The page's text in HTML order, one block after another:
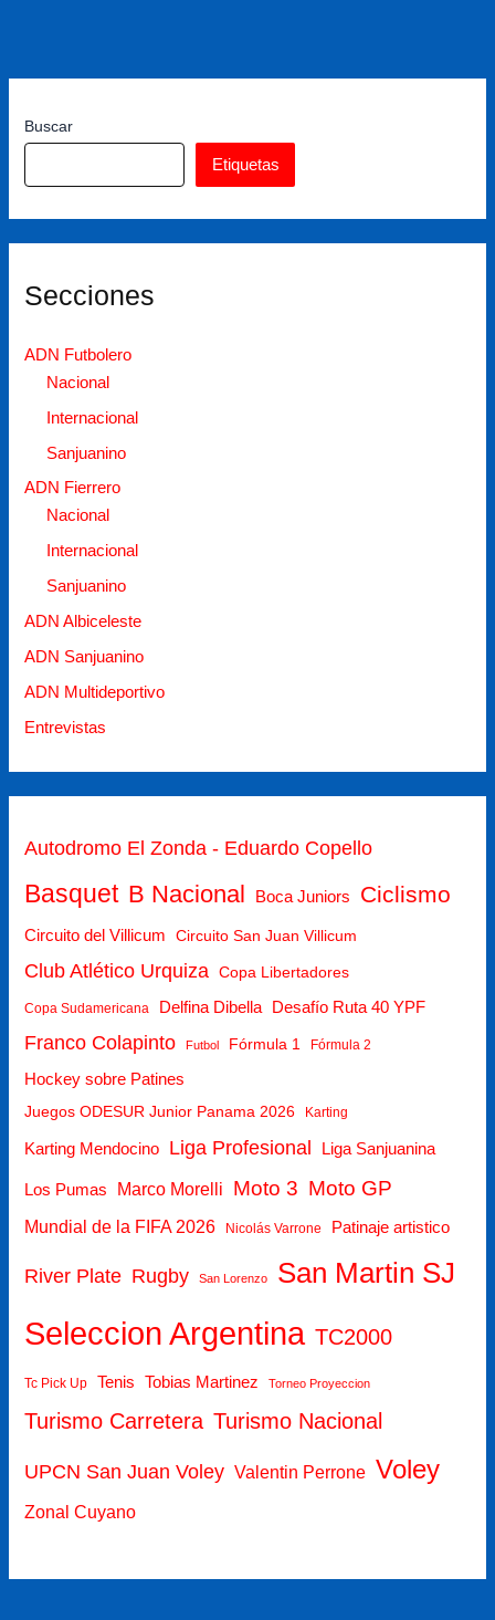
Buscar
Etiquetas
Secciones
ADN Futbolero
Nacional
Internacional
Sanjuanino
ADN Fierrero
Nacional
Internacional
Sanjuanino
ADN Albiceleste
ADN Sanjuanino
ADN Multideportivo
Entrevistas
Autodromo El Zonda - Eduardo Copello
Basquet B Nacional Boca Juniors Ciclismo
Circuito del Villicum Circuito San Juan Villicum
Club Atlético Urquiza Copa Libertadores
Copa Sudamericana Delfina Dibella Desafío Ruta 40 YPF
Franco Colapinto Futbol Fórmula 1 Fórmula 2
Hockey sobre Patines
Juegos ODESUR Junior Panama 2026 Karting
Karting Mendocino Liga Profesional Liga Sanjuanina
Los Pumas Marco Morelli Moto 3 Moto GP
Mundial de la FIFA 2026 Nicolás Varrone Patinaje artistico
River Plate Rugby San Lorenzo San Martin SJ
Seleccion Argentina TC2000
Tc Pick Up Tenis Tobias Martinez Torneo Proyeccion
Turismo Carretera Turismo Nacional
UPCN San Juan Voley Valentin Perrone Voley
Zonal Cuyano